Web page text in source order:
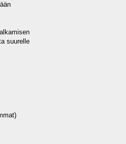
suurelle